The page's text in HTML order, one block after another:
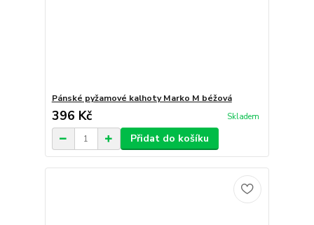
Pánské pyžamové kalhoty Marko M béžová
396 Kč Skladem
Přidat do košíku